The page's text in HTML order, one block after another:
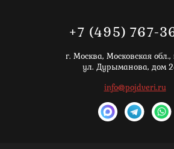
+7 (495) 767-
г. Москва, Московская
ул. Дурыманова, дом
info@pojdveri.ru